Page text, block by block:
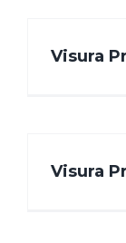
Visura
Visura